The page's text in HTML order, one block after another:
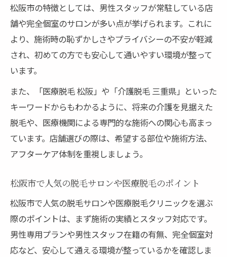
松阪市で清潔感を保つための脱毛生活術
自己処理の悩みを減らす脱毛の始め方を紹介
自己処理の負担を減らす松阪市脱毛のコツ
松阪市で脱毛を始めて悩みを解消する方法
は
脱毛専門店を利用するメリットと注意点
介護脱毛 三重県で注目される理由と活用法
松阪市の特徴としては、男性スタッフが常駐している店
舗や完全個室のサロンが多い点が挙げられます。これに
より、施術時の恥ずかしさやプライバシーの不安が軽減
され、初めての方でも安心して通いやすい環境が整って
います。
また、「医療脱毛 松阪」や「介護脱毛 三重県」といった
キーワードからもわかるように、将来の介護を見据えた
脱毛や、医療機関による専門的な施術への関心も高まっ
ています。店舗選びの際は、希望する部位や施術方法、
アフターケア体制を重視しましょう。
松阪市で人気の脱毛サロンや医療脱毛のポイント
松阪市で人気の脱毛サロンや医療脱毛クリニックを選ぶ
際のポイントは、まず施術の実績とスタッフ対応です。
男性専用プランや男性スタッフ在籍の有無、完全個室対
応など、安心して通える環境が整っているかを確認しま